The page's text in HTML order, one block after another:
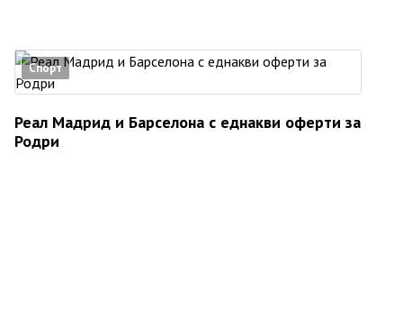
Спорт
Реал Мадрид и Барселона с еднакви оферти за
Родри